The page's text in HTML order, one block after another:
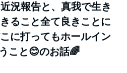
況報告と、真我で生き
ること全て良きことに
に打ってもホールイン
こと😊のお話🌈